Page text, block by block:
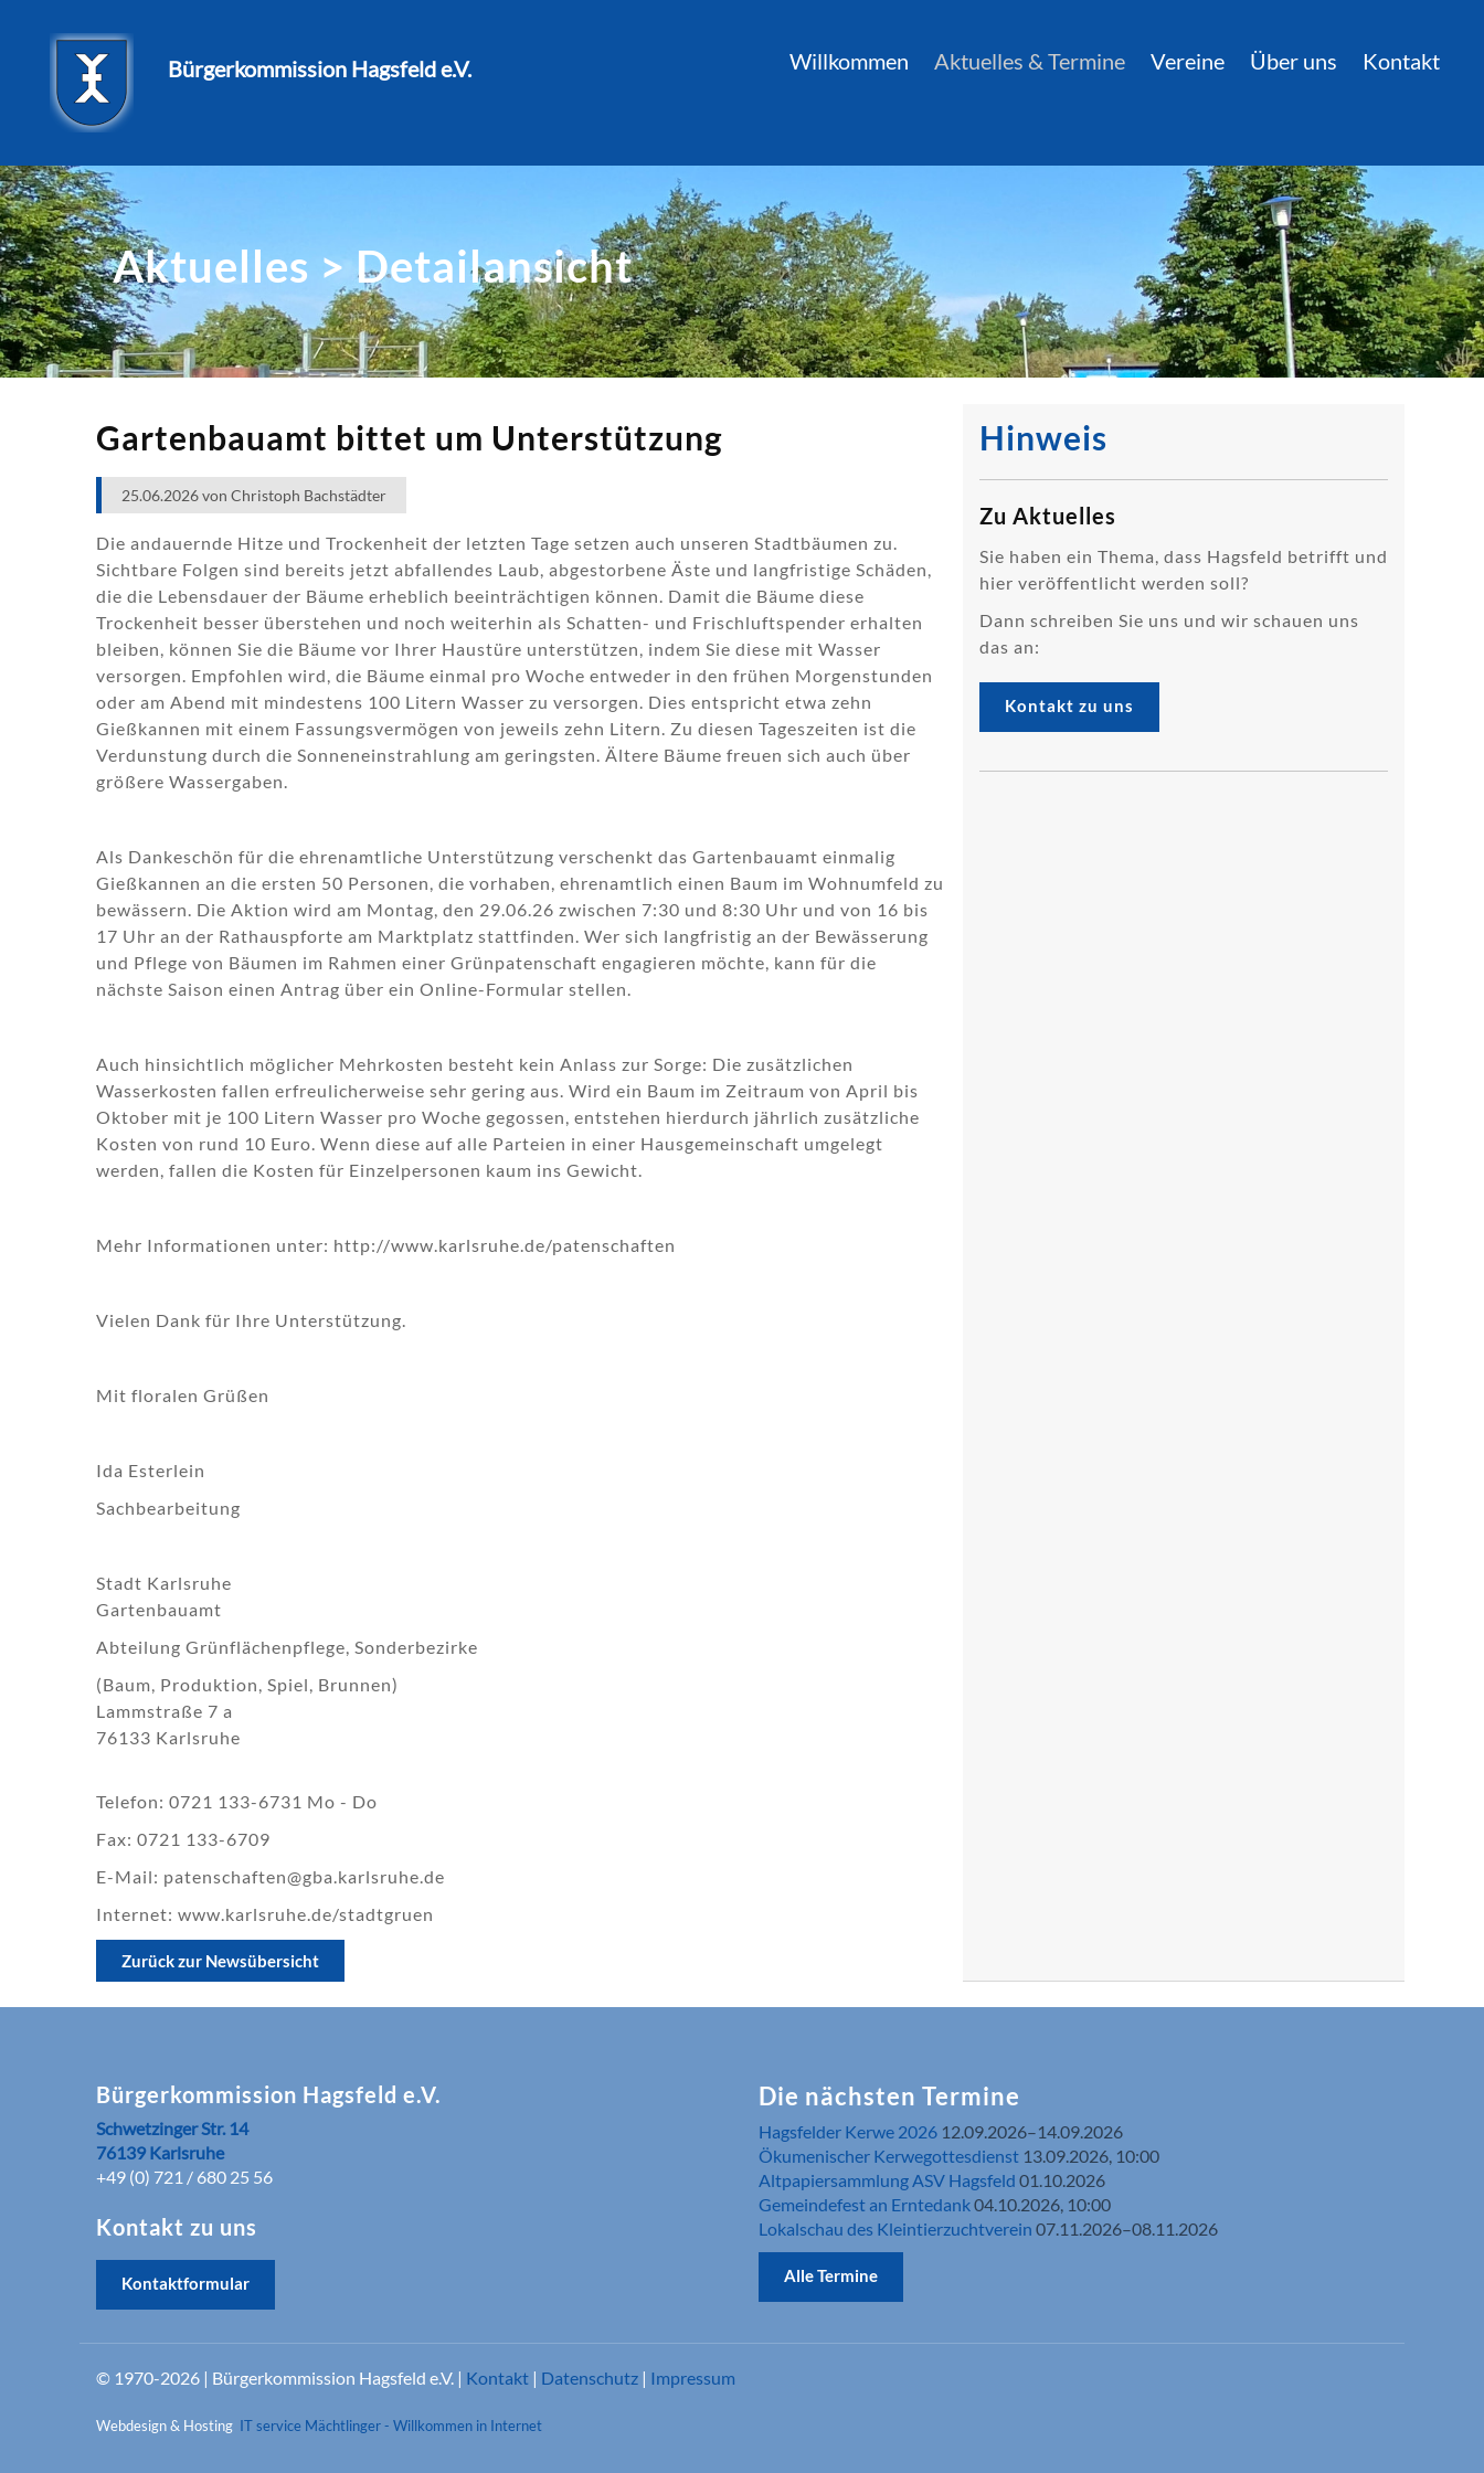
Bürgerkommission Hagsfeld e.V. Willkommen Aktuelles & Termine Vereine Über uns Kontakt
Aktuelles > Detailansicht
Gartenbauamt bittet um Unterstützung
25.06.2026von Christoph Bachstädter
Die andauernde Hitze und Trockenheit der letzten Tage setzen auch unseren Stadtbäumen zu.
Sichtbare Folgen sind bereits jetzt abfallendes Laub, abgestorbene Äste und langfristige Schäden,
die die Lebensdauer der Bäume erheblich beeinträchtigen können. Damit die Bäume diese
Trockenheit besser überstehen und noch weiterhin als Schatten- und Frischluftspender erhalten
bleiben, können Sie die Bäume vor Ihrer Haustüre unterstützen, indem Sie diese mit Wasser
versorgen. Empfohlen wird, die Bäume einmal pro Woche entweder in den frühen Morgenstunden
oder am Abend mit mindestens 100 Litern Wasser zu versorgen. Dies entspricht etwa zehn
Gießkannen mit einem Fassungsvermögen von jeweils zehn Litern. Zu diesen Tageszeiten ist die
Verdunstung durch die Sonneneinstrahlung am geringsten. Ältere Bäume freuen sich auch über
größere Wassergaben.
Als Dankeschön für die ehrenamtliche Unterstützung verschenkt das Gartenbauamt einmalig
Gießkannen an die ersten 50 Personen, die vorhaben, ehrenamtlich einen Baum im Wohnumfeld zu
bewässern. Die Aktion wird am Montag, den 29.06.26 zwischen 7:30 und 8:30 Uhr und von 16 bis
17 Uhr an der Rathauspforte am Marktplatz stattfinden. Wer sich langfristig an der Bewässerung
und Pflege von Bäumen im Rahmen einer Grünpatenschaft engagieren möchte, kann für die
nächste Saison einen Antrag über ein Online-Formular stellen.
Auch hinsichtlich möglicher Mehrkosten besteht kein Anlass zur Sorge: Die zusätzlichen
Wasserkosten fallen erfreulicherweise sehr gering aus. Wird ein Baum im Zeitraum von April bis
Oktober mit je 100 Litern Wasser pro Woche gegossen, entstehen hierdurch jährlich zusätzliche
Kosten von rund 10 Euro. Wenn diese auf alle Parteien in einer Hausgemeinschaft umgelegt
werden, fallen die Kosten für Einzelpersonen kaum ins Gewicht.
Mehr Informationen unter: http://www.karlsruhe.de/patenschaften
Vielen Dank für Ihre Unterstützung.
Mit floralen Grüßen
Ida Esterlein
Sachbearbeitung
Stadt Karlsruhe
Gartenbauamt
Abteilung Grünflächenpflege, Sonderbezirke
(Baum, Produktion, Spiel, Brunnen)
Lammstraße 7 a
76133 Karlsruhe
Telefon: 0721 133-6731 Mo - Do
Fax: 0721 133-6709
E-Mail: patenschaften@gba.karlsruhe.de
Internet: www.karlsruhe.de/stadtgruen
Zurück zur Newsübersicht
Hinweis
Zu Aktuelles
Sie haben ein Thema, dass Hagsfeld betrifft und
hier veröffentlicht werden soll?
Dann schreiben Sie uns und wir schauen uns
das an:
Kontakt zu uns
Bürgerkommission Hagsfeld e.V.
Schwetzinger Str. 14
76139 Karlsruhe
+49 (0) 721 / 680 25 56
Kontakt zu uns
Kontaktformular
Die nächsten Termine
Hagsfelder Kerwe 2026 12.09.2026–14.09.2026
Ökumenischer Kerwegottesdienst 13.09.2026, 10:00
Altpapiersammlung ASV Hagsfeld 01.10.2026
Gemeindefest an Erntedank04.10.2026, 10:00
Lokalschau des Kleintierzuchtverein 07.11.2026–08.11.2026
Alle Termine
© 1970-2026 | Bürgerkommission Hagsfeld e.V. | Kontakt | Datenschutz | Impressum
Webdesign & Hosting IT service Mächtlinger - Willkommen in Internet